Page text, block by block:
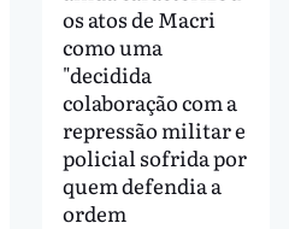
os atos de Macri
como uma
"decidida
colaboração com a
repressão militar e
policial sofrida por
quem defendia a
ordem